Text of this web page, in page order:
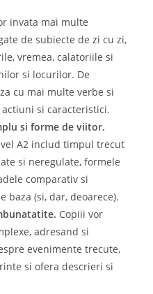
invata mai multe
de subiecte de zi cu zi,
vremea, calatoriile si
si locurilor. De
cu mai multe verbe si
si caracteristici.
si forme de viitor.
A2 includ timpul trecut
si neregulate, formele
comparativ si
baza (si, dar, deoarece).
Copiii vor
adresand si
evenimente trecute,
si ofera descrieri si